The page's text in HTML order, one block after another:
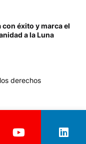
éxito y marca el
a la Luna
derechos